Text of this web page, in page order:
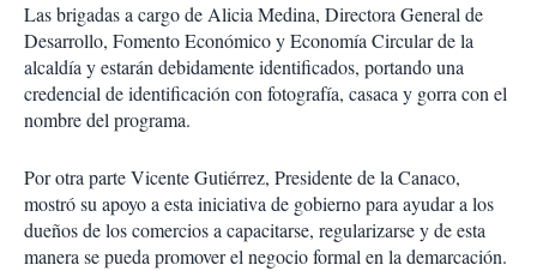
Las brigadas a cargo de Alicia Medina, Directora General de
Desarrollo, Fomento Económico y Economía Circular de la
alcaldía y estarán debidamente identificados, portando una
credencial de identificación con fotografía, casaca y gorra con el
nombre del programa.
Por otra parte Vicente Gutiérrez, Presidente de la Canaco,
mostró su apoyo a esta iniciativa de gobierno para ayudar a los
dueños de los comercios a capacitarse, regularizarse y de esta
manera se pueda promover el negocio formal en la demarcación.